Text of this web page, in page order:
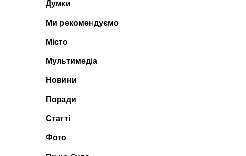
Думки
Ми рекомендуємо
Місто
Мультимедіа
Новини
Поради
Статті
Фото